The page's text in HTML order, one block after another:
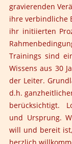
gravierenden
ihre verbindliche
ihr initiierten
Trainings sind
Wissens aus 30
der Leiter.
d.h.
berücksichtigt.
und Ursprung.
will und bereit